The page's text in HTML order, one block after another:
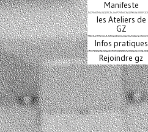
Manifeste
les Ateliers de
GZ
Infos pratiques
Rejoindre gz